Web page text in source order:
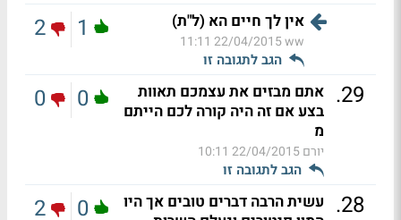
אין לך חיים הא (ל"ת)
ww
22/04/2015 11:11
הגב לתגובה זו
1
2
29
. אתם מבזים את עצמכם תאוות
בצע אם זה היה קורה לכם הייתם
מ
יורם22/04/2015 10:11
הגב לתגובה זו
0
0
28
. עשית הרבה דברים טובים אך היו
0
2